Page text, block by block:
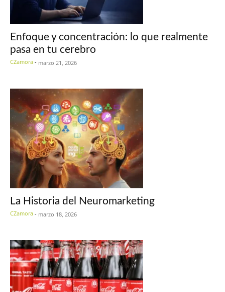
Enfoque y concentración: lo que realmente
pasa en tu cerebro
CZamora - marzo 21, 2026
La Historia del Neuromarketing
CZamora - marzo 18, 2026